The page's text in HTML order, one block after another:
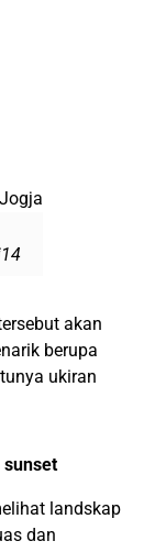
akan
berupa
ukiran
sunset
landskap
dan